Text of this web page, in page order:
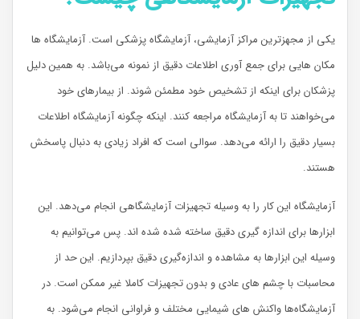
یکی از مجهزترین مراکز آزمایشی، آزمایشگاه پزشکی است. آزمایشگاه ها
مکان هایی برای جمع آوری اطلاعات دقیق از نمونه می‌باشد. به همین دلیل
پزشکان برای اینکه از تشخیص خود مطمئن شوند. از بیمارهای خود
می‌خواهند تا به آزمایشگاه مراجعه کنند. اینکه چگونه آزمایشگاه اطلاعات
بسیار دقیق را ارائه می‌دهد. سوالی است که افراد زیادی به دنبال پاسخش
هستند.
آزمایشگاه این کار را به وسیله تجهیزات آزمایشگاهی انجام می‌دهد. این
ابزارها برای اندازه گیری دقیق ساخته شده شده اند. پس می‌توانیم به
وسیله این ابزارها به مشاهده و اندازه‌گیری دقیق بپردازیم. این حد از
محاسبات با چشم های عادی و بدون تجهیزات کاملا غیر ممکن است. در
آزمایشگاه‌ها واکنش های شیمایی مختلف و فراوانی انجام می‌شود. به